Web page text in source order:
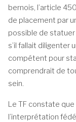
bernois, l’article
de placement par
possible de statuer
s’il fallait diligenter
compétent pour
comprendrait de
sein.
Le TF constate
l’interprétation